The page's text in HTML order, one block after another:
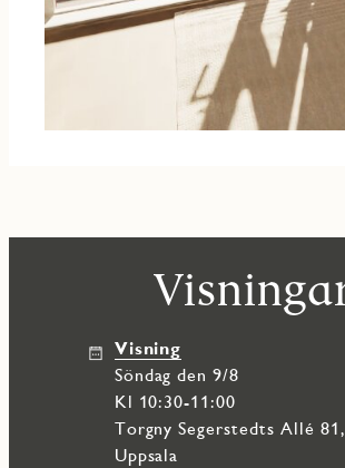
Visning
söndag den 9/8
Kl 10:30-11:00
Torgny Segerstedts Allé
Uppsala